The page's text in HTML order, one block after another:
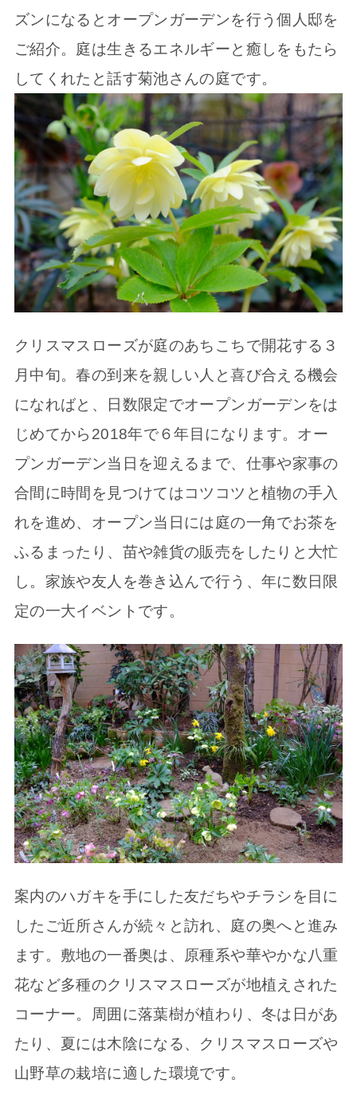
ズンになるとオープンガーデンを行う個人邸を
ご紹介。庭は生きるエネルギーと癒しをもたら
してくれたと話す菊池さんの庭です。
クリスマスローズが庭のあちこちで開花する３
月中旬。春の到来を親しい人と喜び合える機会
になればと、日数限定でオープンガーデンをは
じめてから2018年で６年目になります。オー
プンガーデン当日を迎えるまで、仕事や家事の
合間に時間を見つけてはコツコツと植物の手入
れを進め、オープン当日には庭の一角でお茶を
ふるまったり、苗や雑貨の販売をしたりと大忙
し。家族や友人を巻き込んで行う、年に数日限
定の一大イベントです。
案内のハガキを手にした友だちやチラシを目に
したご近所さんが続々と訪れ、庭の奥へと進み
ます。敷地の一番奥は、原種系や華やかな八重
花など多種のクリスマスローズが地植えされた
コーナー。周囲に落葉樹が植わり、冬は日があ
たり、夏には木陰になる、クリスマスローズや
山野草の栽培に適した環境です。